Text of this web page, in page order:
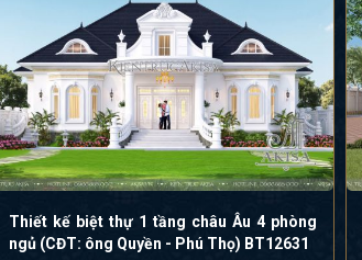
Thiết kế biệt thự 1 tầng châu Âu 4 phòng
ngủ (CĐT: ông Quyền - Phú Thọ) BT12631